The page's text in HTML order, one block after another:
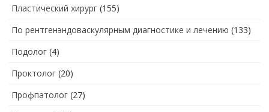
Пластический хирург (155)
По рентгенэндоваскулярным диагностике и лечению (133)
Подолог (4)
Проктолог (20)
Профпатолог (27)